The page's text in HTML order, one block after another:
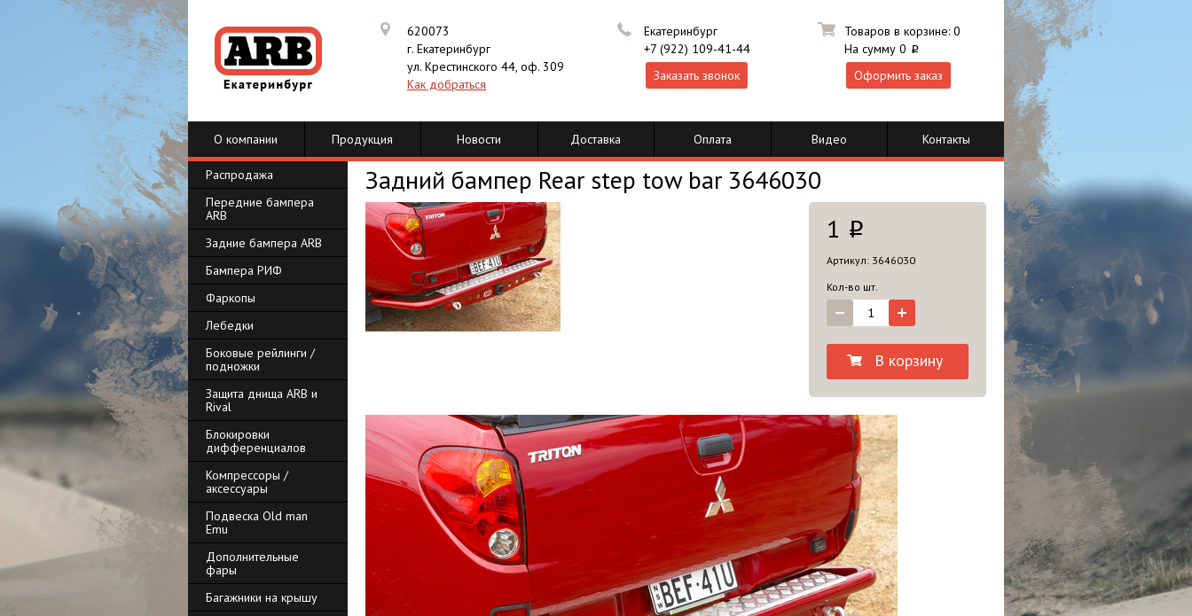
Товаров в корзине: 0
На сумму 0 i
Оформить заказ
Екатеринбург
+7 (922) 109-41-44
Заказать звонок
620073
г. Екатеринбург
ул. Крестинского 44, оф. 309
Как добраться
О компании Продукция Новости Доставка Оплата Видео Контакты
Распродажа
Передние бампера
ARB
Задние бампера ARB
Бампера РИФ
Фаркопы
Лебедки
Боковые рейлинги /
подножки
Защита днища ARB и
Rival
Блокировки
дифференциалов
Компрессоры /
аксессуары
Подвеска Old man
Emu
Дополнительные
фары
Багажники на крышу
Задний бампер Rear step tow bar 3646030
1
i
Артикул: 3646030
Кол-во шт.
В корзину